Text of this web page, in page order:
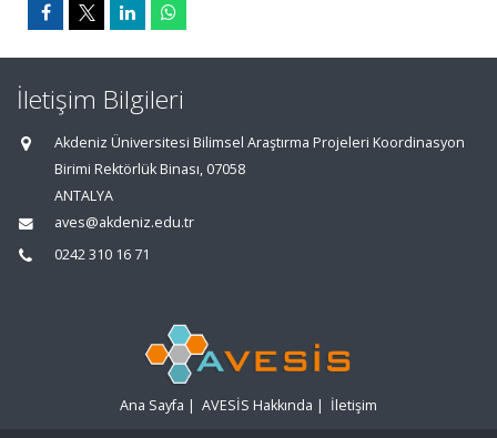
İletişim Bilgileri
Akdeniz Üniversitesi Bilimsel Araştırma Projeleri Koordinasyon
Birimi Rektörlük Binası, 07058
ANTALYA
aves@akdeniz.edu.tr
0242 310 16 71
Ana Sayfa | AVESİS Hakkında | İletişim